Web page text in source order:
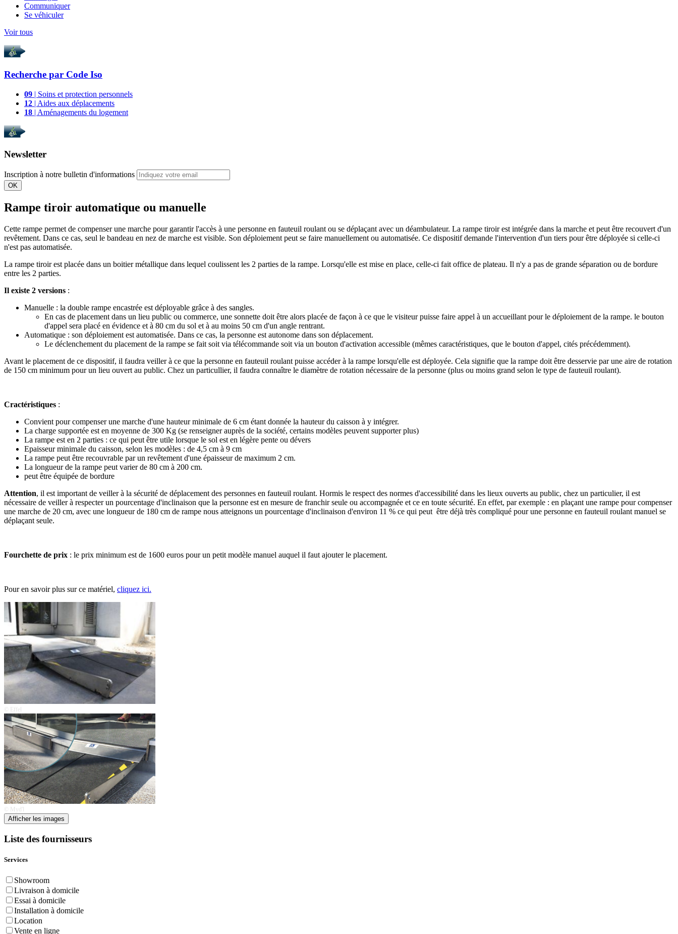
Communiquer
Se véhiculer
Voir tous
Recherche par Code Iso
09 | Soins et protection personnels
12 | Aides aux déplacements
18 | Aménagements du logement
Newsletter
Inscription à notre bulletin d'informations
OK
Rampe tiroir automatique ou manuelle
Cette rampe permet de compenser une marche pour garantir l'accès à une personne en fauteuil roulant ou se déplaçant avec un déambulateur. La rampe tiroir est intégrée dans la marche et peut être recouvert d'un
revêtement. Dans ce cas, seul le bandeau en nez de marche est visible. Son déploiement peut se faire manuellement ou automatisée. Ce dispositif demande l'intervention d'un tiers pour être déployée si celle-ci
n'est pas automatisée.
La rampe tiroir est placée dans un boitier métallique dans lequel coulissent les 2 parties de la rampe. Lorsqu'elle est mise en place, celle-ci fait office de plateau. Il n'y a pas de grande séparation ou de bordure
entre les 2 parties.
Il existe 2 versions :
Manuelle : la double rampe encastrée est déployable grâce à des sangles.
En cas de placement dans un lieu public ou commerce, une sonnette doit être alors placée de façon à ce que le visiteur puisse faire appel à un accueillant pour le déploiement de la rampe. le bouton
d'appel sera placé en évidence et à 80 cm du sol et à au moins 50 cm d'un angle rentrant.
Automatique : son déploiement est automatisée. Dans ce cas, la personne est autonome dans son déplacement.
Le déclenchement du placement de la rampe se fait soit via télécommande soit via un bouton d'activation accessible (mêmes caractéristiques, que le bouton d'appel, cités précédemment).
Avant le placement de ce dispositif, il faudra veiller à ce que la personne en fauteuil roulant puisse accéder à la rampe lorsqu'elle est déployée. Cela signifie que la rampe doit être desservie par une aire de rotation
de 150 cm minimum pour un lieu ouvert au public. Chez un particullier, il faudra connaître le diamètre de rotation nécessaire de la personne (plus ou moins grand selon le type de fauteuil roulant).
Cractéristiques :
Convient pour compenser une marche d'une hauteur minimale de 6 cm étant donnée la hauteur du caisson à y intégrer.
La charge supportée est en moyenne de 300 Kg (se renseigner auprès de la société, certains modèles peuvent supporter plus)
La rampe est en 2 parties : ce qui peut être utile lorsque le sol est en légère pente ou dévers
Epaisseur minimale du caisson, selon les modèles : de 4,5 cm à 9 cm
La rampe peut être recouvrable par un revêtement d'une épaisseur de maximum 2 cm.
La longueur de la rampe peut varier de 80 cm à 200 cm.
peut être équipée de bordure
Attention, il est important de veiller à la sécurité de déplacement des personnes en fauteuil roulant. Hormis le respect des normes d'accessibilité dans les lieux ouverts au public, chez un particulier, il est
nécessaire de veiller à respecter un pourcentage d'inclinaison que la personne est en mesure de franchir seule ou accompagnée et ce en toute sécurité. En effet, par exemple : en plaçant une rampe pour compenser
une marche de 20 cm, avec une longueur de 180 cm de rampe nous atteignons un pourcentage d'inclinaison d'environ 11 % ce qui peut être déjà très compliqué pour une personne en fauteuil roulant manuel se
déplaçant seule.
Fourchette de prix : le prix minimum est de 1600 euros pour un petit modèle manuel auquel il faut ajouter le placement.
Pour en savoir plus sur ce matériel, cliquez ici.
© Effel
© Myd'l
Afficher les images
Liste des fournisseurs
Services
Showroom
Livraison à domicile
Essai à domicile
Installation à domicile
Location
Vente en ligne